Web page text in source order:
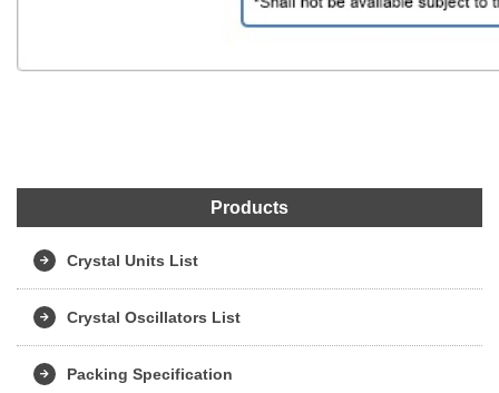
Products
Crystal Units List
Crystal Oscillators List
Packing Specification